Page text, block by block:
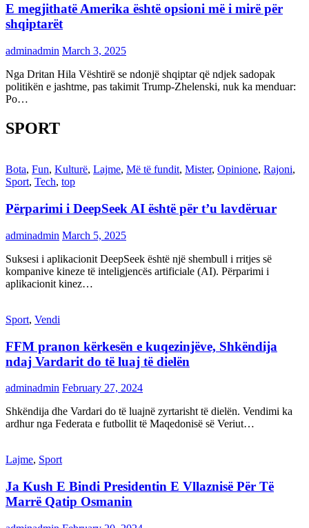
E megjithatë Amerika është opsioni më i mirë për
shqiptarët
adminadmin March 3, 2025
Nga Dritan Hila Vështirë se ndonjë shqiptar që ndjek sadopak
politikën e jashtme, pas takimit Trump-Zhelenski, nuk ka menduar:
Po…
SPORT
Bota, Fun, Kulturë, Lajme, Më të fundit, Mister, Opinione, Rajoni,
Sport, Tech, top
Përparimi i DeepSeek AI është për t’u lavdëruar
adminadmin March 5, 2025
Suksesi i aplikacionit DeepSeek është një shembull i rritjes së
kompanive kineze të inteligjencës artificiale (AI). Përparimi i
aplikacionit kinez…
Sport, Vendi
FFM pranon kërkesën e kuqezinjëve, Shkëndija
ndaj Vardarit do të luaj të dielën
adminadmin February 27, 2024
Shkëndija dhe Vardari do të luajnë zyrtarisht të dielën. Vendimi ka
ardhur nga Federata e futbollit të Maqedonisë së Veriut…
Lajme, Sport
Ja Kush E Bindi Presidentin E Vllaznisë Për Të
Marrë Qatip Osmanin